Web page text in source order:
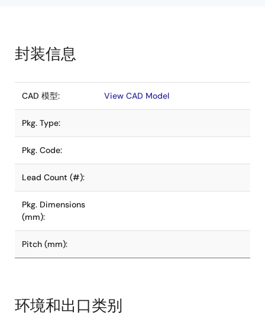
封装信息
CAD 模型: View CAD Model
Pkg. Type:
Pkg. Code:
Lead Count (#):
Pkg. Dimensions
(mm):
Pitch (mm):
环境和出口类别